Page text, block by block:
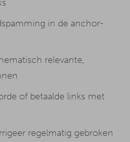
in de anchor-
relevante,
of betaalde links met
regelmatig gebroken